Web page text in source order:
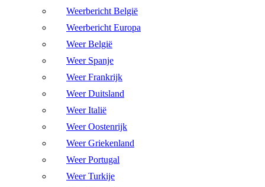
Weerbericht België
Weerbericht Europa
Weer België
Weer Spanje
Weer Frankrijk
Weer Duitsland
Weer Italië
Weer Oostenrijk
Weer Griekenland
Weer Portugal
Weer Turkije